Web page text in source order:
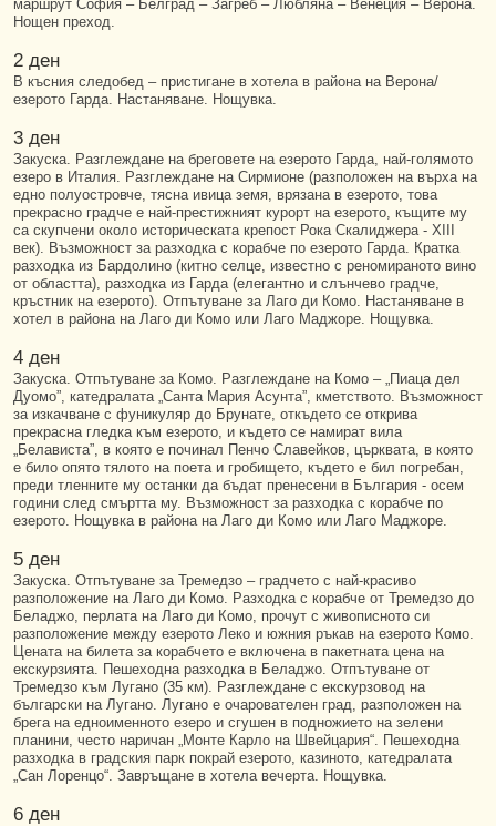
маршрут София – Белград – Загреб – Любляна – Венеция – Верона.
Нощен преход.
2 ден
В късния следобед – пристигане в хотела в района на Верона/
езерото Гарда. Настаняване. Нощувка.
3 ден
Закуска. Разглеждане на бреговете на езерото Гарда, най-голямото
езеро в Италия. Разглеждане на Сирмионе (разположен на върха на
едно полуостровче, тясна ивица земя, врязана в езерото, това
прекрасно градче е най-престижният курорт на езерото, къщите му
са скупчени около историческата крепост Рока Скалиджера - XIII
век). Възможност за разходка с корабче по езерото Гарда. Кратка
разходка из Бардолино (китно селце, известно с реномираното вино
от областта), разходка из Гарда (елегантно и слънчево градче,
кръстник на езерото). Отпътуване за Лаго ди Комо. Настаняване в
хотел в района на Лаго ди Комо или Лаго Маджоре. Нощувка.
4 ден
Закуска. Отпътуване за Комо. Разглеждане на Комо – „Пиаца дел
Дуомо”, катедралата „Санта Мария Асунта”, кметството. Възможност
за изкачване с фуникуляр до Брунате, откъдето се открива
прекрасна гледка към езерото, и където се намират вила
„Белависта”, в която е починал Пенчо Славейков, църквата, в която
е било опято тялото на поета и гробището, където е бил погребан,
преди тленните му останки да бъдат пренесени в България - осем
години след смъртта му. Възможност за разходка с корабче по
езерото. Нощувка в района на Лаго ди Комо или Лаго Маджоре.
5 ден
Закуска. Отпътуване за Тремедзо – градчето с най-красиво
разположение на Лаго ди Комо. Разходка с корабче от Тремедзо до
Беладжо, перлата на Лаго ди Комо, прочут с живописното си
разположение между езерото Леко и южния ръкав на езерото Комо.
Цената на билета за корабчето е включена в пакетната цена на
екскурзията. Пешеходна разходка в Беладжо. Отпътуване от
Тремедзо към Лугано (35 км). Разглеждане с екскурзовод на
български на Лугано. Лугано е очарователен град, разположен на
брега на едноименното езеро и сгушен в подножието на зелени
планини, често наричан „Монте Карло на Швейцария“. Пешеходна
разходка в градския парк покрай езерото, казиното, катедралата
„Сан Лоренцо“. Завръщане в хотела вечерта. Нощувка.
6 ден